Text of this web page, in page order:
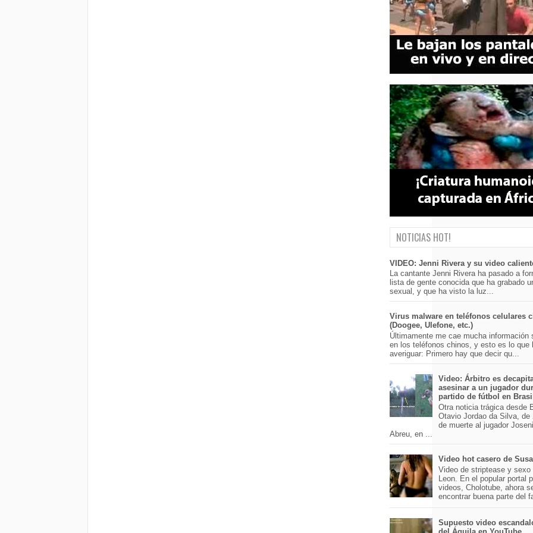
NOTICIAS HOT!
VIDEO: Jenni Rivera y su video
La cantante Jenni Rivera ha pasado a
lista de gente conocida que ha grabado
sexual, y que ha visto la luz...
Virus malware en teléfonos celulares
(Doogee, Ulefone, etc.)
Últimamente me cae mucha información
en los teléfonos chinos, y esto es lo que
averiguar: Primero hay que decir qu...
Video: Árbitro es
asesinar a un jugador
partido de fútbol en
Otra noticia trágica desde
Otavio Jordao da Silva, de
de muerte al jugador
Abreu, en ...
Video hot casero de
Video de striptease y sexo
Leon. En el popular portal
videos, Cholotube, ahora
encontrar buena parte del
Supuesto video